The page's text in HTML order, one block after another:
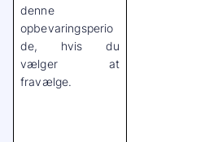
denne
opbevaringsperio
de, hvis du
vælger at
fravælge.